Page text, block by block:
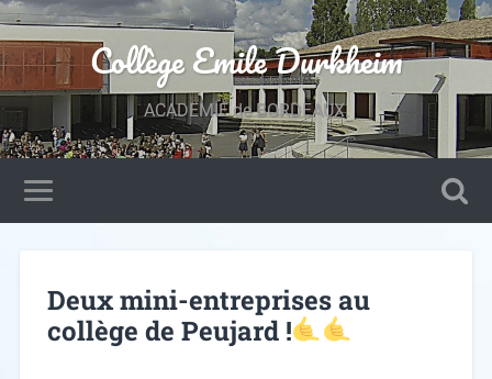
Collège Emile Durkheim
ACADEMIE de BORDEAUX.
Deux mini-entreprises au
collège de Peujard !